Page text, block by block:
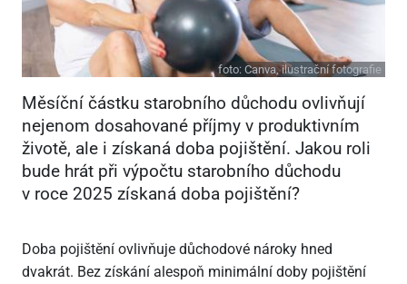
foto: Canva, ilustrační fotografie
Měsíční částku starobního důchodu ovlivňují
nejenom dosahované příjmy v produktivním
životě, ale i získaná doba pojištění. Jakou roli
bude hrát při výpočtu starobního důchodu
v roce 2025 získaná doba pojištění?
Doba pojištění ovlivňuje důchodové nároky hned
dvakrát. Bez získání alespoň minimální doby pojištění